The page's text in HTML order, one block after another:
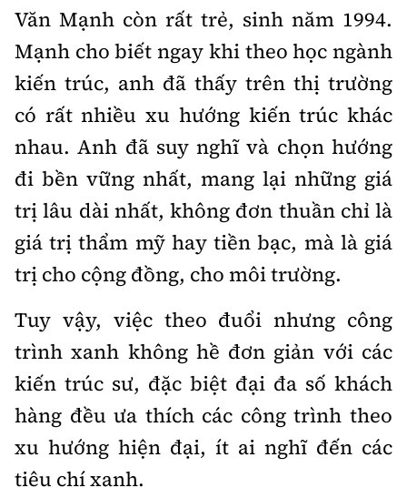
Hotline:
0901 514 799
Quảng cáo và Phát hành:
0915 057 282
Email: bandoc@baoxaydung.vn
Cấm sao chép dưới mọi hình thức nếu không có sự
chấp thuận bằng văn bản.
Thông tin tòa soạn
Văn Mạnh còn rất trẻ, sinh năm 1994.
Mạnh cho biết ngay khi theo học ngành
kiến trúc, anh đã thấy trên thị trường
có rất nhiều xu hướng kiến trúc khác
nhau. Anh đã suy nghĩ và chọn hướng
đi bền vững nhất, mang lại những giá
trị lâu dài nhất, không đơn thuần chỉ là
giá trị thẩm mỹ hay tiền bạc, mà là giá
trị cho cộng đồng, cho môi trường.
Tuy vậy, việc theo đuổi nhưng công
trình xanh không hề đơn giản với các
kiến trúc sư, đặc biệt đại đa số khách
hàng đều ưa thích các công trình theo
xu hướng hiện đại, ít ai nghĩ đến các
tiêu chí xanh.